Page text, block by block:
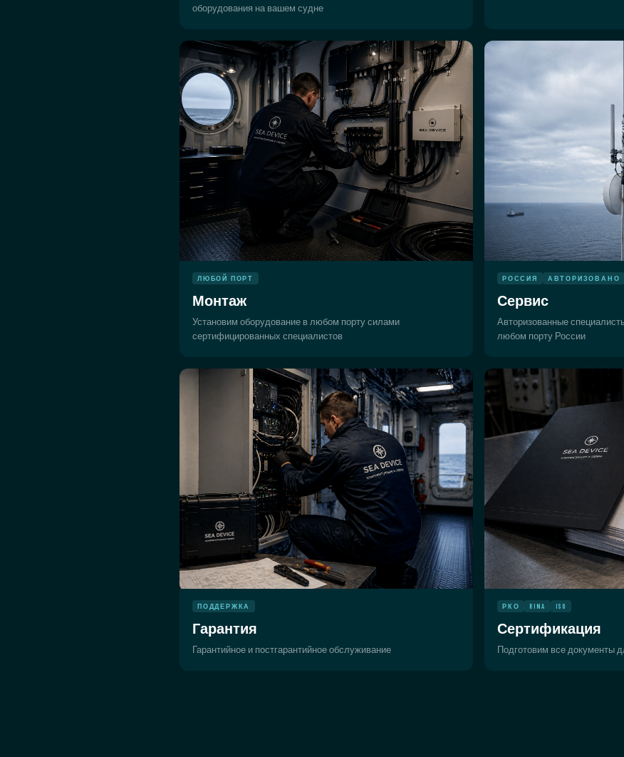
оборудования на вашем судне
ЛЮБОЙ ПОРТ
Монтаж
Установим оборудование в любом порту силами
сертифицированных специалистов
РОССИЯ АВТОРИЗОВАНО
Сервис
Авторизованные
любом порту России
ПОДДЕРЖКА
Гарантия
Гарантийное и постгарантийное обслуживание
РКО RINA ISO
Сертификация
Подготовим все документы